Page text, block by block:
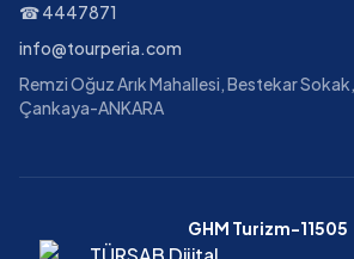
☎4447871
info@tourperia.com
Remzi Oğuz Arık Mahallesi, Bestekar
Çankaya-ANKARA
GHM Turizm-11505